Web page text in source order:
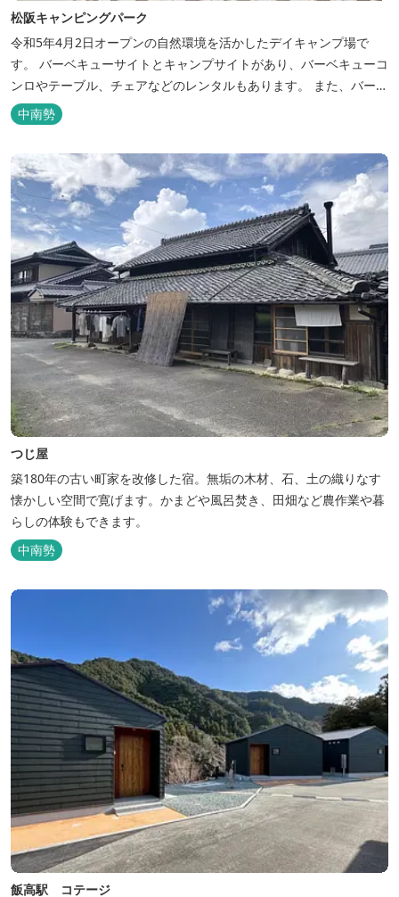
松阪キャンピングパーク
令和5年4月2日オープンの自然環境を活かしたデイキャンプ場で
す。 バーベキューサイトとキャンプサイトがあり、バーベキューコ
ンロやテーブル、チェアなどのレンタルもあります。 また、バーベ
キューサイトは屋根があり雨でも利用いただけます！ 皆さん、ぜひ
ご利用ください！
中南勢
つじ屋
築180年の古い町家を改修した宿。無垢の木材、石、土の織りなす
懐かしい空間で寛げます。かまどや風呂焚き、田畑など農作業や暮
らしの体験もできます。
中南勢
飯高駅 コテージ